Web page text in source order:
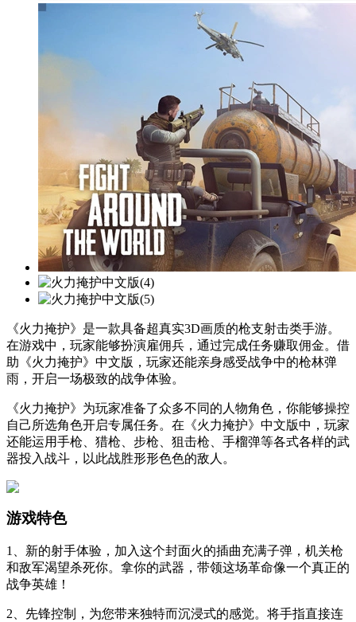
《火力掩护》是一款具备超真实3D画质的枪支射击类手游。
在游戏中，玩家能够扮演雇佣兵，通过完成任务赚取佣金。借
助《火力掩护》中文版，玩家还能亲身感受战争中的枪林弹
雨，开启一场极致的战争体验。
《火力掩护》为玩家准备了众多不同的人物角色，你能够操控
自己所选角色开启专属任务。在《火力掩护》中文版中，玩家
还能运用手枪、猎枪、步枪、狙击枪、手榴弹等各式各样的武
器投入战斗，以此战胜形形色色的敌人。
游戏特色
1、新的射手体验，加入这个封面火的插曲充满子弹，机关枪
和敌军渴望杀死你。拿你的武器，带领这场革命像一个真正的
战争英雄！
2、先锋控制，为您带来独特而沉浸式的感觉。将手指直接连